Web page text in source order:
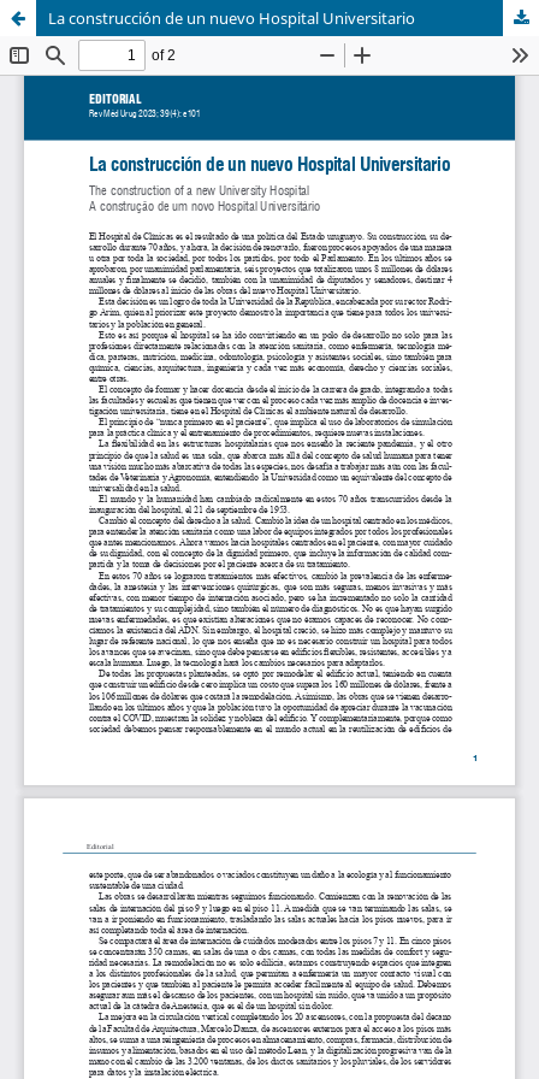
La construcción de un nuevo Hospital Universitario